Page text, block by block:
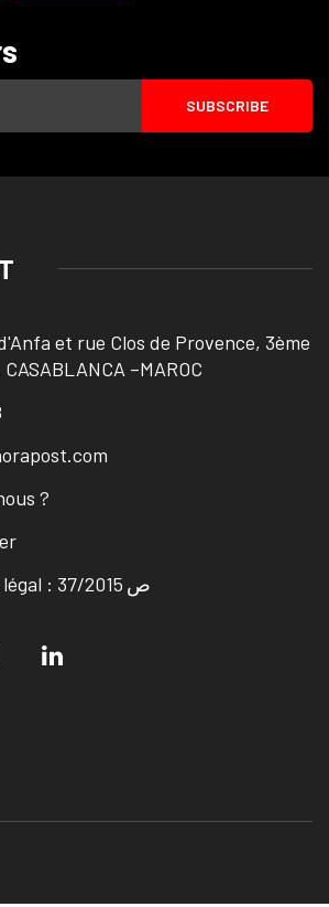
et rue Clos de Provence, 3ème
–MAROC
?
Numéro de dépôt légal : ص 37/2015